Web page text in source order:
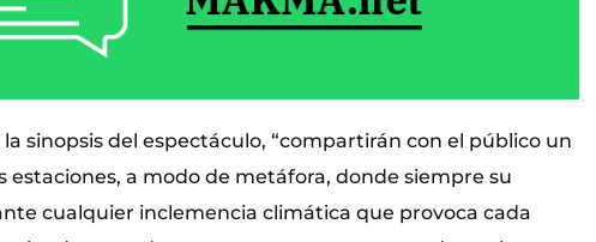
la sinopsis del espectáculo, “compartirán con el público un
estaciones, a modo de metáfora, donde siempre su
cualquier inclemencia climática que provoca cada